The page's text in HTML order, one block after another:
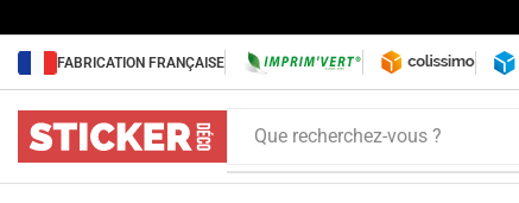
FABRICATION FRANÇAISE
Que recherchez-vous ?